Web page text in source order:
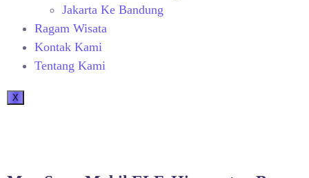
Jakarta Ke Bandung
Ragam Wisata
Kontak Kami
Tentang Kami
X